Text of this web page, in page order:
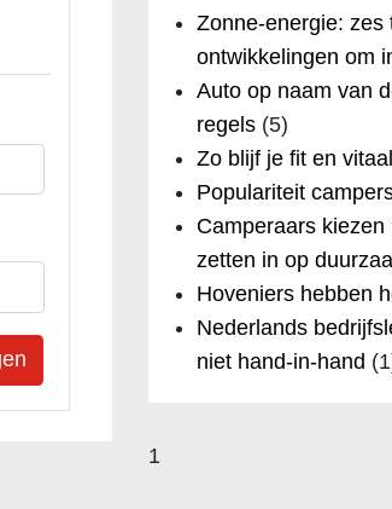
Zonne-energie: zes
ontwikkelingen om
Auto op naam van
regels(5)
Zo blijf je fit en
Populariteit
Camperaars
zetten in op
Hoveniers hebben
Nederlands
niet hand-in-hand
1